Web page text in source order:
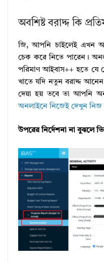
অবশিষ্ট বরাদ্দ কি
জি, আপনি চাইলেই এখন
চেক করে নিতে পারেন।
পরিমাণ আইবাস++ হতে যে
খাতে যদি নতুন বরাদ্দ
দেয়া হয় তবে তা আপনি
অনলাইনে নিজেই দেখুন নিজ
উপরের নির্দেশনা না বুঝলে